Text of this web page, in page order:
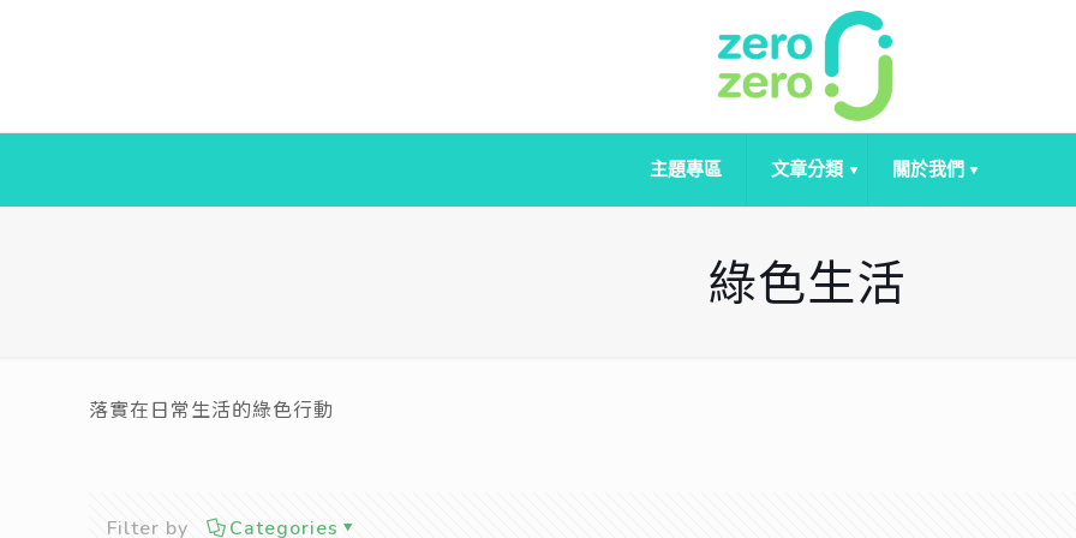
主題專區 文章分類 關於我們
綠色生活
落實在日常生活的綠色行動
Filter by Categories